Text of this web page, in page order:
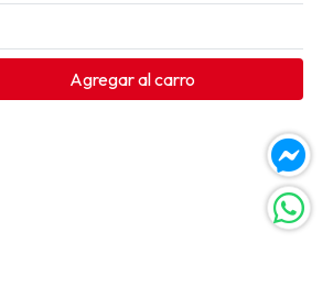
Agregaral carro